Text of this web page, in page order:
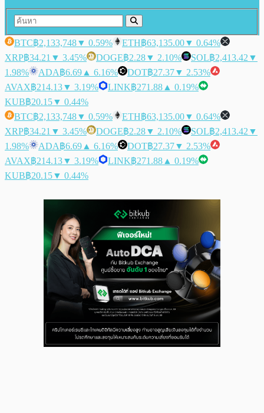
BTC฿2,133,748▼ 0.59% ETH฿63,135.00▼ 0.64%
XRP฿34.21 ▼ 3.45% DOGE฿2.28▼ 2.10% SOL฿2,413.42 ▼
1.98%
ADA฿6.69 ▲ 6.16% DOT฿27.37▼ 2.53%
AVAX฿214.13▼ 3.19% LINK฿271.88 ▲ 0.19%
KUB฿20.15▼ 0.44%
BTC฿2,133,748▼ 0.59% ETH฿63,135.00▼ 0.64%
XRP฿34.21 ▼ 3.45% DOGE฿2.28▼ 2.10% SOL฿2,413.42 ▼
1.98%
ADA฿6.69 ▲ 6.16% DOT฿27.37▼ 2.53%
AVAX฿214.13▼ 3.19% LINK฿271.88 ▲ 0.19%
KUB฿20.15▼ 0.44%